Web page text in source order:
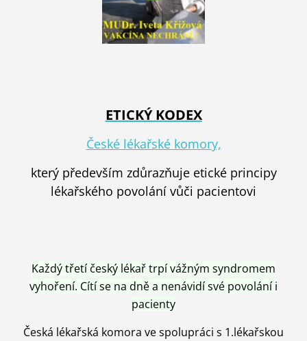
ETICKÝ KODEX
České lékařské komory,
který především zdůrazňuje etické principy
lékařského povolání vůči pacientovi
Každý třetí český lékař trpí vážným syndromem
vyhoření. Cítí se na dně a nenávidí své povolání i
pacienty
Česká lékařská komora ve spolupráci s 1.lékařskou